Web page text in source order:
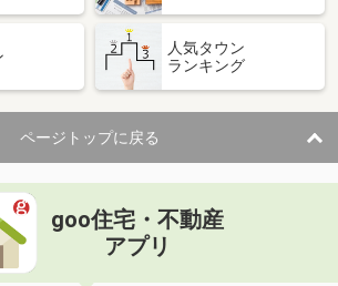
人気タウン
ランキング
ページトップに戻る
goo住宅・不動産
アプリ